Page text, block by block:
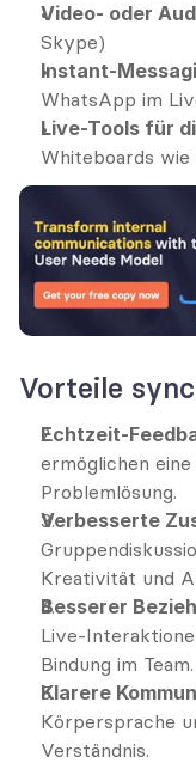
Video- oder
Skype)
Instant-
WhatsApp im
Live-Tools für
Whiteboards wie
Vorteile
Echtzeit-
ermöglichen
Problemlösung.
Verbesserte
Kreativität und
Besserer
Live-
Bindung im Team.
Klarere
Körpersprache
Verständnis.